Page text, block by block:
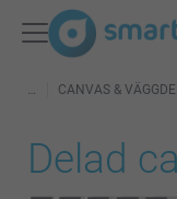
CANVAS &
Delad